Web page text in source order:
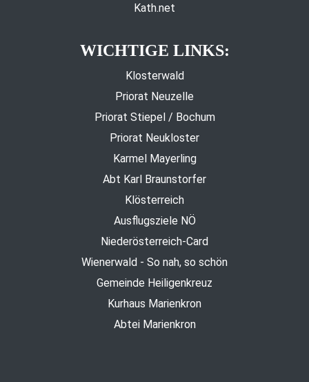
Kath.net
WICHTIGE LINKS:
Klosterwald
Priorat Neuzelle
Priorat Stiepel / Bochum
Priorat Neukloster
Karmel Mayerling
Abt Karl Braunstorfer
Klösterreich
Ausflugsziele NÖ
Niederösterreich-Card
Wienerwald - So nah, so schön
Gemeinde Heiligenkreuz
Kurhaus Marienkron
Abtei Marienkron